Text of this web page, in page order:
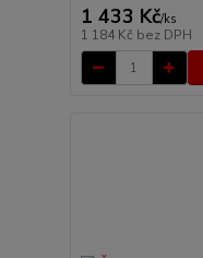
1 433 Kč/ks
1 184 Kč bez DPH